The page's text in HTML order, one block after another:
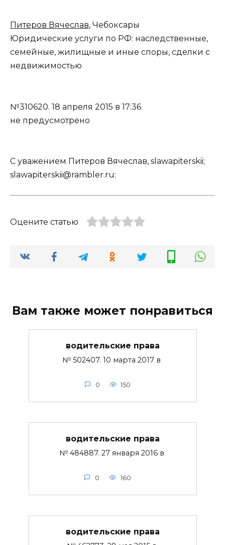
Питеров Вячеслав, Чебоксары
Юридические услуги по РФ: наследственные,
семейные, жилищные и иные споры, сделки с
недвижимостью
№310620. 18 апреля 2015 в 17:36
не предусмотрено
С уважением Питеров Вячеслав, slawapiterskii;
slawapiterskii@rambler.ru:
Оцените статью
Вам также может понравиться
водительские права
№ 502407. 10 марта 2017 в
0 150
водительские права
№ 484887. 27 января 2016 в
0 160
водительские права